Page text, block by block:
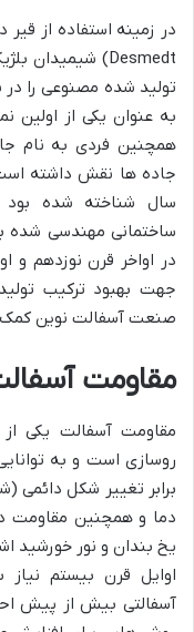
تولید شده مصنوعی را در
به عنوان یکی از
همچنین فردی به نام
جاده ها نقش داشته
سال شناخته شده
ساختمانی مهندسی شده
در اواخر قرن نوزدهم
جهت بهبود ترکیب
صنعت آسفالت نوین کمک
مقاومت
مقاومت آسفالت یکی
روسازی است و به
برابر تغییر شکل دائمی
دما و همچنین مقاومت
یخ بندان و نور خورشید
اوایل قرن بیستم
آسفالتی بیش از پیش